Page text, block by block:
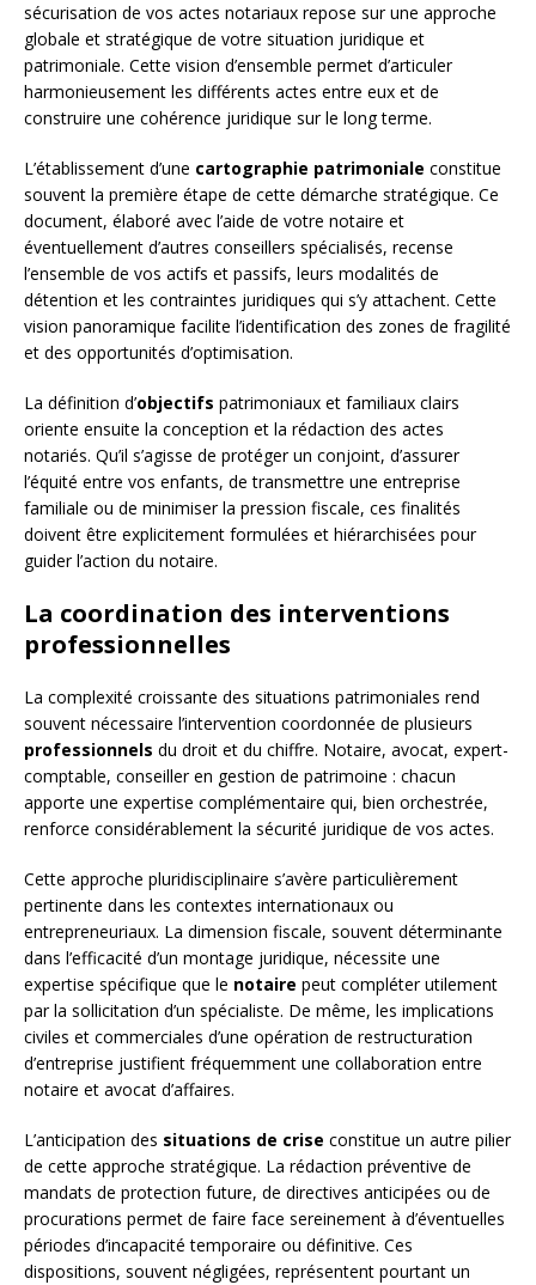
sécurisation de vos actes notariaux repose sur une approche
globale et stratégique de votre situation juridique et
patrimoniale. Cette vision d’ensemble permet d’articuler
harmonieusement les différents actes entre eux et de
construire une cohérence juridique sur le long terme.
L’établissement d’une cartographie patrimoniale constitue
souvent la première étape de cette démarche stratégique. Ce
document, élaboré avec l’aide de votre notaire et
éventuellement d’autres conseillers spécialisés, recense
l’ensemble de vos actifs et passifs, leurs modalités de
détention et les contraintes juridiques qui s’y attachent. Cette
vision panoramique facilite l’identification des zones de fragilité
et des opportunités d’optimisation.
La définition d’objectifs patrimoniaux et familiaux clairs
oriente ensuite la conception et la rédaction des actes
notariés. Qu’il s’agisse de protéger un conjoint, d’assurer
l’équité entre vos enfants, de transmettre une entreprise
familiale ou de minimiser la pression fiscale, ces finalités
doivent être explicitement formulées et hiérarchisées pour
guider l’action du notaire.
La coordination des interventions
professionnelles
La complexité croissante des situations patrimoniales rend
souvent nécessaire l’intervention coordonnée de plusieurs
professionnels du droit et du chiffre. Notaire, avocat, expert-
comptable, conseiller en gestion de patrimoine : chacun
apporte une expertise complémentaire qui, bien orchestrée,
renforce considérablement la sécurité juridique de vos actes.
Cette approche pluridisciplinaire s’avère particulièrement
pertinente dans les contextes internationaux ou
entrepreneuriaux. La dimension fiscale, souvent déterminante
dans l’efficacité d’un montage juridique, nécessite une
expertise spécifique que le notaire peut compléter utilement
par la sollicitation d’un spécialiste. De même, les implications
civiles et commerciales d’une opération de restructuration
d’entreprise justifient fréquemment une collaboration entre
notaire et avocat d’affaires.
L’anticipation des situations de crise constitue un autre pilier
de cette approche stratégique. La rédaction préventive de
mandats de protection future, de directives anticipées ou de
procurations permet de faire face sereinement à d’éventuelles
périodes d’incapacité temporaire ou définitive. Ces
dispositions, souvent négligées, représentent pourtant un